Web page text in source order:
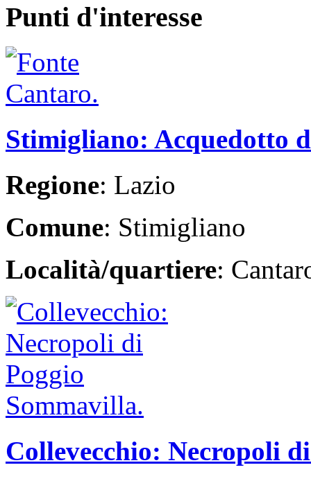
Punti d'interesse
Stimigliano: Acquedotto
Regione: Lazio
Comune: Stimigliano
Località/quartiere:
Collevecchio: Necropoli